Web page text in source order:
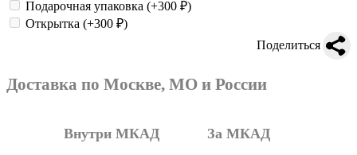
Подарочная упаковка (+300 ₽)
Открытка (+300 ₽)
Поделиться
Доставка по Москве, МО и России
Внутри МКАД За МКАД